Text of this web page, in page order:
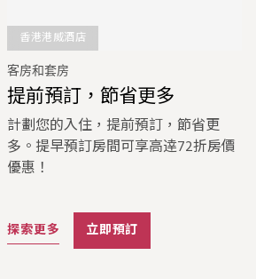
香港港威酒店
客房和套房
提前預訂，節省更多
計劃您的入住，提前預訂，節省更
多。提早預訂房間可享高逹72折房價
優惠！
探索更多 立即預訂